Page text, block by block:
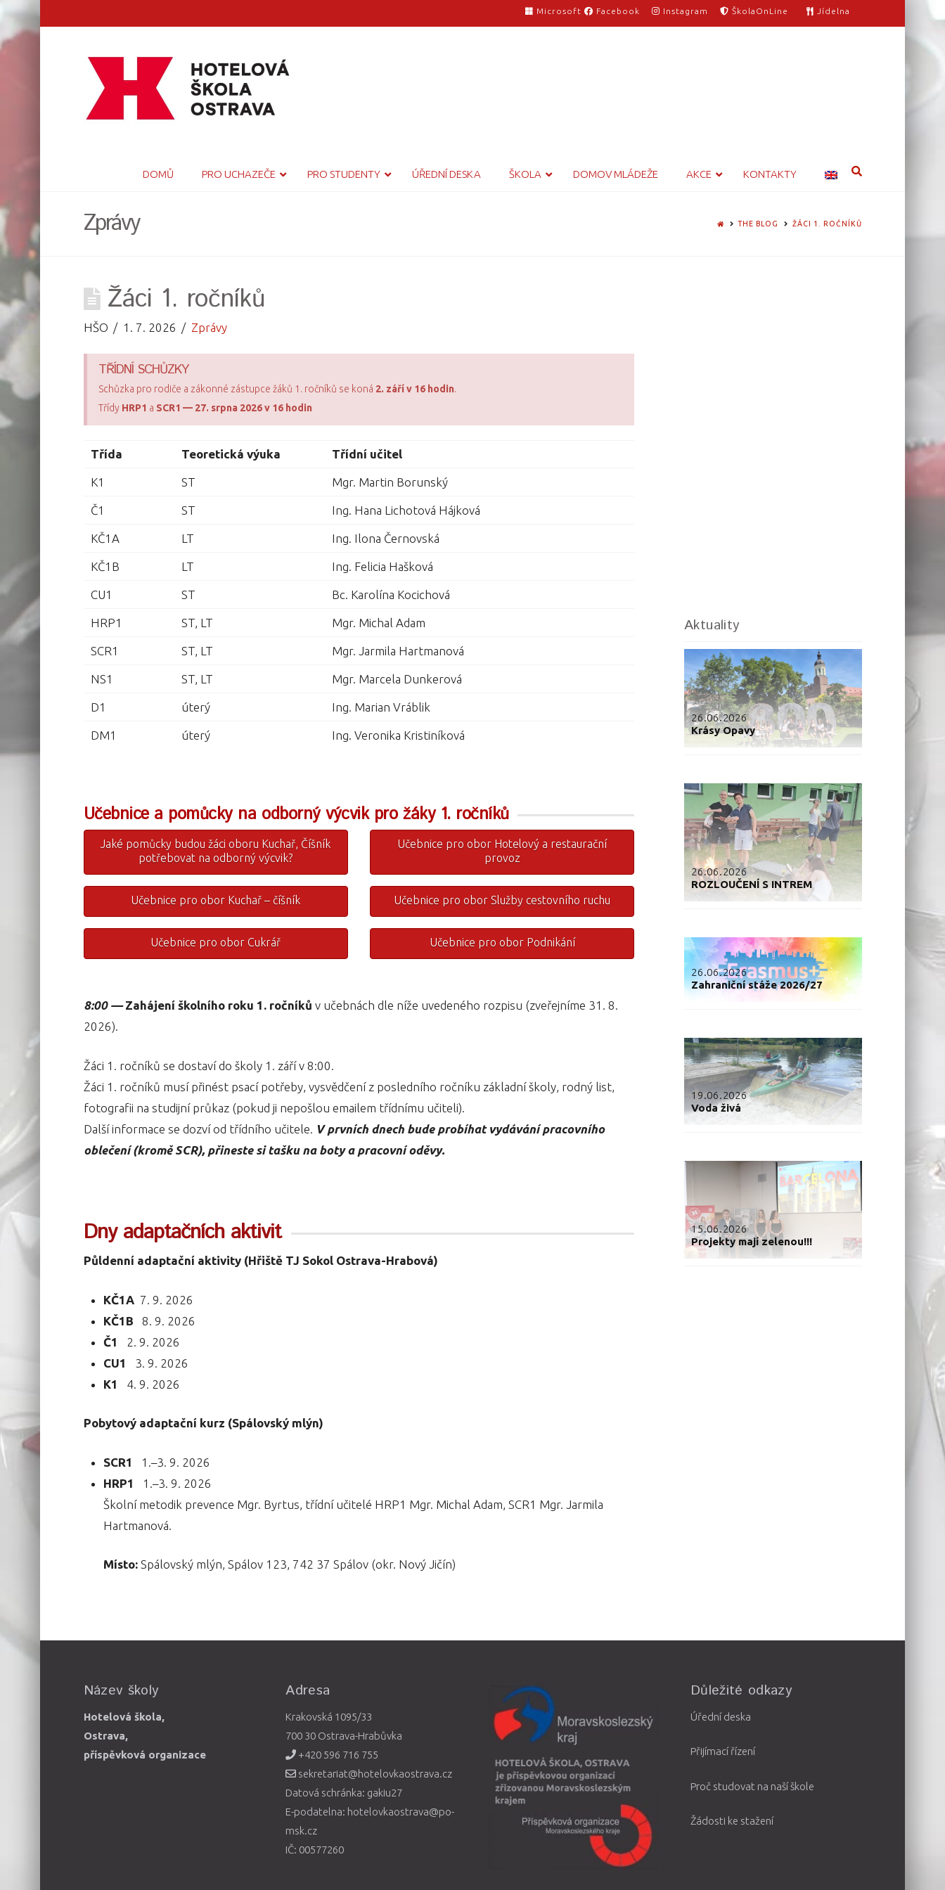
Microsoft Facebook Instagram ŠkolaOnLine Jídelna
DOMŮ PRO UCHAZEČE PRO STUDENTY ÚŘEDNÍ DESKA ŠKOLA DOMOV MLÁDEŽE AKCE KONTAKTY
Zprávy HOMETHE BLOG ŽÁCI 1. ROČNÍKŮ
Žáci 1. ročníků
HŠO 1. 7. 2026 Zprávy
TŘÍDNÍ SCHŮZKY
Schůzka pro rodiče a zákonné zástupce žáků 1. ročníků se koná 2. září v 16 hodin.
Třídy HRP1 a SCR1 — 27. srpna 2026 v 16 hodin
Třída Teoretická výuka Třídní učitel
K1 ST Mgr. Martin Borunský
Č1 ST Ing. Hana Lichotová Hájková
KČ1A LT Ing. Ilona Černovská
KČ1B LT Ing. Felicia Hašková
CU1 ST Bc. Karolína Kocichová
HRP1 ST, LT Mgr. Michal Adam
SCR1 ST, LT Mgr. Jarmila Hartmanová
NS1 ST, LT Mgr. Marcela Dunkerová
D1 úterý Ing. Marian Vráblik
DM1 úterý Ing. Veronika Kristiníková
Učebnice a pomůcky na odborný výcvik pro žáky 1. ročníků
Jaké pomůcky budou žáci oboru Kuchař, Číšník
potřebovat na odborný výcvik?
Učebnice pro obor Kuchař – číšník
Učebnice pro obor Cukrář
Učebnice pro obor Hotelový a restaurační
provoz
Učebnice pro obor Služby cestovního ruchu
Učebnice pro obor Podnikání
8:00 —Zahájení školního roku 1. ročníků v učebnách dle níže uvedeného rozpisu (zveřejníme 31. 8.
2026).
Žáci 1. ročníků se dostaví do školy 1. září v 8:00.
Žáci 1. ročníků musí přinést psací potřeby, vysvědčení z posledního ročníku základní školy, rodný list,
fotografii na studijní průkaz (pokud ji nepošlou emailem třídnímu učiteli).
Další informace se dozví od třídního učitele.
V prvních dnech bude probíhat vydávání pracovního
oblečení (kromě SCR), přineste si tašku na boty a pracovní oděvy.
Dny adaptačních aktivit
Půldenní adaptační aktivity (Hřiště TJ Sokol Ostrava-Hrabová)
KČ1A7. 9. 2026
KČ1B 8. 9. 2026
Č1
2. 9. 2026
CU1
3. 9. 2026
K1
4. 9. 2026
Pobytový adaptační kurz (Spálovský mlýn)
SCR1
1.–3. 9. 2026
HRP1
1.–3. 9. 2026
Školní metodik prevence Mgr. Byrtus, třídní učitelé HRP1 Mgr. Michal Adam, SCR1 Mgr. Jarmila
Hartmanová.
Místo: Spálovský mlýn, Spálov 123, 742 37 Spálov (okr. Nový Jičín)
Aktuality
26.06.2026
Krásy Opavy
26.06.2026
ROZLOUČENÍ S INTREM
26.06.2026
Zahraniční stáže 2026/27
19.06.2026
Voda živá
15.06.2026
Projekty mají zelenou!!!
Název školy
Hotelová škola,
Ostrava,
příspěvková organizace
Adresa
Krakovská 1095/33
700 30 Ostrava-Hrabůvka
+420 596 716 755
sekretariat@hotelovkaostrava.cz
Datová schránka: gakiu27
E-podatelna: hotelovkaostrava@po-
msk.cz
IČ: 00577260
Důležité odkazy
Úřední deska
Přijímací řízení
Proč studovat na naší škole
Žádosti ke stažení